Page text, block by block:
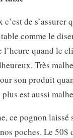
de s’assurer
comme le
l’heure quand le
Très
son produit
est aussi
ce pognon laissé
poches. Le 50$